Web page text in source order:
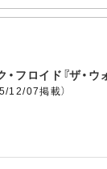
・フロイド『ザ・
12/07掲載）